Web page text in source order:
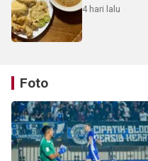
4 hari lalu
Foto